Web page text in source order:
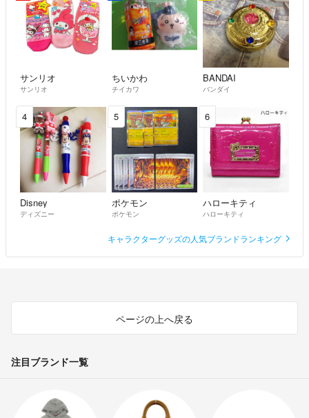
サンリオ
サンリオ
ちいかわ
チイカワ
BANDAI
バンダイ
4
Disney
ディズニー
5
ポケモン
ポケモン
6
ハローキティ
ハローキティ
キャラクターグッズの人気ブランドランキング
ページの上へ戻る
注目ブランド一覧